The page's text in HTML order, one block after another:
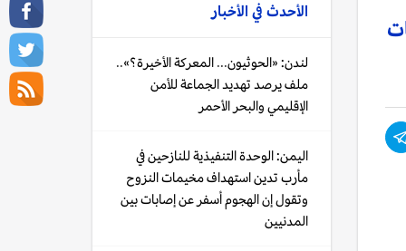
الأحدث في الأخبار
لندن: «الحوثيون... المعركة الأخيرة؟»..
ملف يرصد تهديد الجماعة للأمن
الإقليمي والبحر الأحمر
اليمن: الوحدة التنفيذية للنازحين في
مأرب تدين استهداف مخيمات النزوح
وتقول إن الهجوم أسفر عن إصابات بين
المدنيين